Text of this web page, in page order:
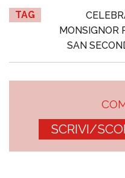
TAG
MONSIGNOR
SAN
SCRIVI/